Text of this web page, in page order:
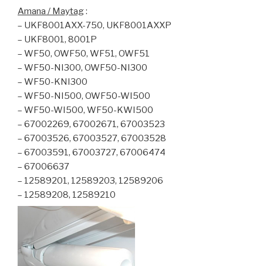
Amana / Maytag:
– UKF8001AXX-750, UKF8001AXXP
– UKF8001, 8001P
– WF50, OWF50, WF51, OWF51
– WF50-NI300, OWF50-NI300
– WF50-KNI300
– WF50-NI500, OWF50-WI500
– WF50-WI500, WF50-KWI500
– 67002269, 67002671, 67003523
– 67003526, 67003527, 67003528
– 67003591, 67003727, 67006474
– 67006637
– 12589201, 12589203, 12589206
– 12589208, 12589210